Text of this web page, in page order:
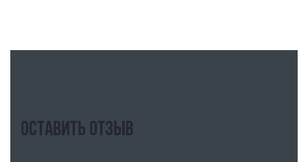
Оставить отзыв